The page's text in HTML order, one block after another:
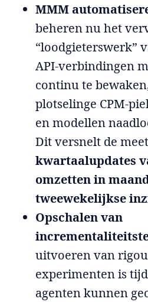
MMM
beheren nu het
“loodgieterswerk”
API-verbindingen
continu te
plotselinge CPM-
en modellen
Dit versnelt de
kwartaalupdates
omzetten in
tweewekelijkse
Opschalen van
uitvoeren van
experimenten is
agenten kunnen